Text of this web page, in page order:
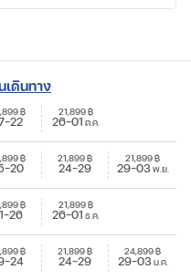
ดินทาง
฿
22
21,899฿
26-01 ต.ค.
฿
20
21,899฿
24-29
21,899฿
29-03พ.ย.
฿
26
21,899฿
26-01 ธ.ค.
฿
24
21,899฿
24-29
24,899฿
29-03ม.ค.